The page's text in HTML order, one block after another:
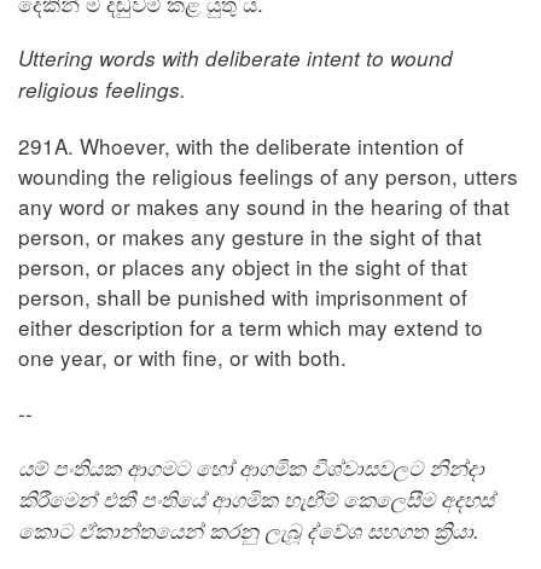
Uttering words with deliberate intent to wound
religious feelings.
291A. Whoever, with the deliberate intention of
wounding the religious feelings of any person, utters
any word or makes any sound in the hearing of that
person, or makes any gesture in the sight of that
person, or places any object in the sight of that
person, shall be punished with imprisonment of
either description for a term which may extend to
one year, or with fine, or with both.
--
යම් පංතියක ආගමට හෝ ආගමික විශ්වාසවලට නින්දා
කිරීමෙන් එකී පංතියේ ආගමික හැඟීම් කෙලෙසීම අදහස්
කොට ඒකාන්තයෙන් කරනු ලැබූ ද්වේශ සහගත ක්‍රියා.